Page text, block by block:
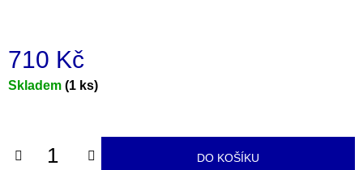
710 Kč
Měrná
Skladem (1 ks)
DO KOŠÍKU
D
u